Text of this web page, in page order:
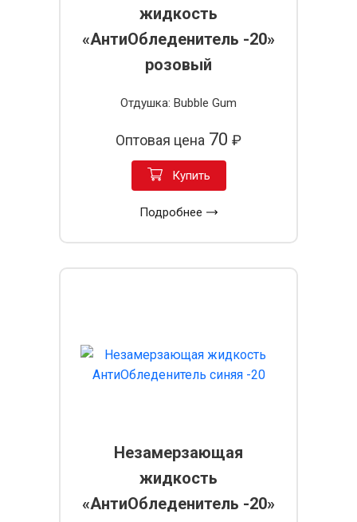
жидкость
«АнтиОбледенитель -20»
розовый
Отдушка: Bubble Gum
Оптовая цена 70 ₽
Купить
Подробнее
Незамерзающая
жидкость
«АнтиОбледенитель -20»